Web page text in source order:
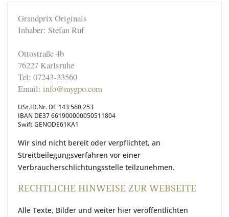
Grandprix Originals
Inhaber: Stefan Ruf
Ottostraße 4b
76227 Karlsruhe
Tel: 07243-33560
Email: info@mygpo.com
USt.ID.Nr. DE 143 560 253
IBAN DE37 661900000050511804
Swift GENODE61KA1
Wir sind nicht bereit oder verpflichtet, an
Streitbeilegungsverfahren vor einer
Verbraucherschlichtungsstelle teilzunehmen.
RECHTLICHE HINWEISE ZUR WEBSEITE
Alle Texte, Bilder und weiter hier veröffentlichten